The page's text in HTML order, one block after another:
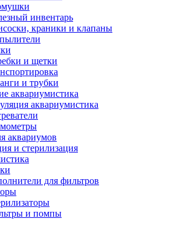
инвентарь
краники и клапаны
и щетки
и трубки
аквариумистика
аквариумистика
аквариумов
и стерилизация
для фильтров
и помпы